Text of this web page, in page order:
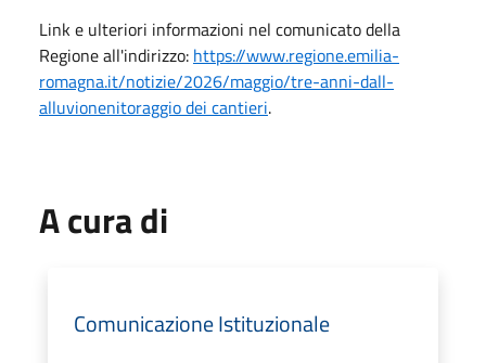
Link e ulteriori informazioni nel comunicato della
Regione all'indirizzo: https://www.regione.emilia-
romagna.it/notizie/2026/maggio/tre-anni-dall-
alluvionenitoraggio dei cantieri.
A cura di
Comunicazione Istituzionale